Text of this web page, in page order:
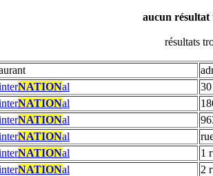
aucun
résultats
NATIONal
NATIONal
NATIONal
NATIONal
NATIONal
1
NATIONal
2